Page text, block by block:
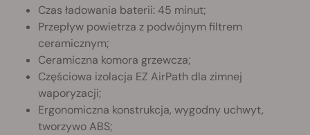
Czas ładowania baterii: 45 minut;
Przepływ powietrza z podwójnym filtrem
ceramicznym;
Ceramiczna komora grzewcza;
Częściowa izolacja EZ AirPath dla zimnej
waporyzacji;
Ergonomiczna konstrukcja, wygodny uchwyt,
tworzywo ABS;